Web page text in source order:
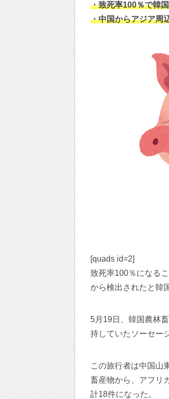
・致死率100％で韓
・中国からアジア周
[quads id=2]
致死率100％になる
から検出されたと韓
5月19日、韓国農林
持していたソーセー
この旅行者は中国山
畜産物から、アフリ
計18件になった。